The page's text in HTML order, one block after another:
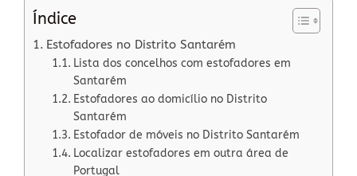
Índice
Estofadores no Distrito Santarém
Lista dos concelhos com estofadores em
Santarém
Estofadores ao domicílio no Distrito
Santarém
Estofador de móveis no Distrito Santarém
Localizar estofadores em outra área de
Portugal